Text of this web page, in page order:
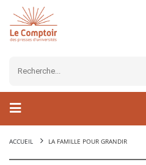
ACCUEIL LA FAMILLE POUR GRANDIR